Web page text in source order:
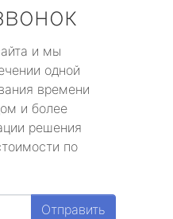
и мы
одной
времени
и более
решения
по
Отправить